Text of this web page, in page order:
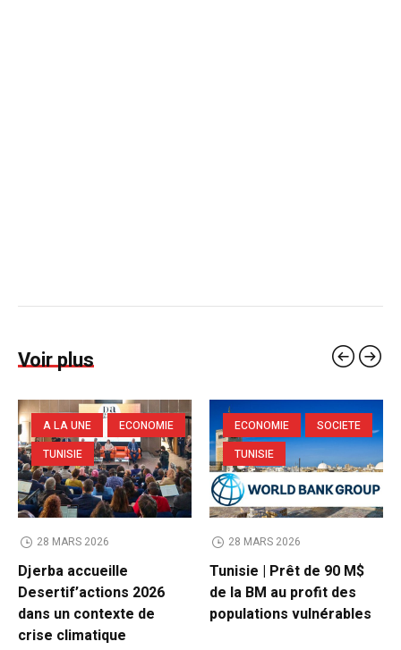
Voir plus
A LA UNE
ECONOMIE
TUNISIE
28 MARS 2026
Djerba accueille
Desertif’actions 2026
dans un contexte de
crise climatique
ECONOMIE
SOCIETE
TUNISIE
28 MARS 2026
Tunisie | Prêt de 90 M$
de la BM au profit des
populations vulnérables